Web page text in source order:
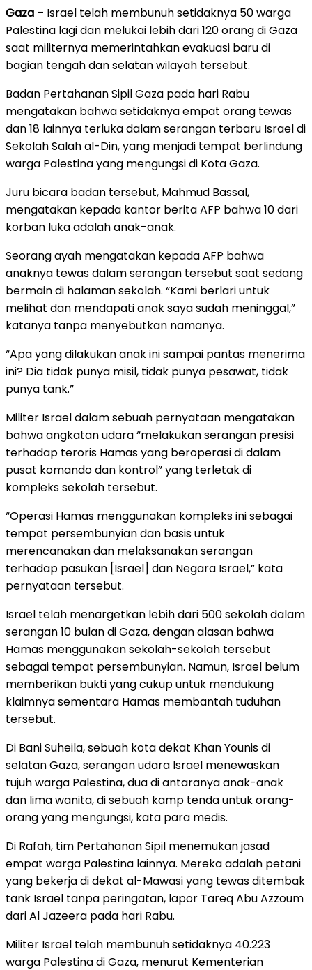
Gaza – Israel telah membunuh setidaknya 50 warga
Palestina lagi dan melukai lebih dari 120 orang di Gaza
saat militernya memerintahkan evakuasi baru di
bagian tengah dan selatan wilayah tersebut.
Badan Pertahanan Sipil Gaza pada hari Rabu
mengatakan bahwa setidaknya empat orang tewas
dan 18 lainnya terluka dalam serangan terbaru Israel di
Sekolah Salah al-Din, yang menjadi tempat berlindung
warga Palestina yang mengungsi di Kota Gaza.
Juru bicara badan tersebut, Mahmud Bassal,
mengatakan kepada kantor berita AFP bahwa 10 dari
korban luka adalah anak-anak.
Seorang ayah mengatakan kepada AFP bahwa
anaknya tewas dalam serangan tersebut saat sedang
bermain di halaman sekolah. “Kami berlari untuk
melihat dan mendapati anak saya sudah meninggal,”
katanya tanpa menyebutkan namanya.
“Apa yang dilakukan anak ini sampai pantas menerima
ini? Dia tidak punya misil, tidak punya pesawat, tidak
punya tank.”
Militer Israel dalam sebuah pernyataan mengatakan
bahwa angkatan udara “melakukan serangan presisi
terhadap teroris Hamas yang beroperasi di dalam
pusat komando dan kontrol” yang terletak di
kompleks sekolah tersebut.
“Operasi Hamas menggunakan kompleks ini sebagai
tempat persembunyian dan basis untuk
merencanakan dan melaksanakan serangan
terhadap pasukan [Israel] dan Negara Israel,” kata
pernyataan tersebut.
Israel telah menargetkan lebih dari 500 sekolah dalam
serangan 10 bulan di Gaza, dengan alasan bahwa
Hamas menggunakan sekolah-sekolah tersebut
sebagai tempat persembunyian. Namun, Israel belum
memberikan bukti yang cukup untuk mendukung
klaimnya sementara Hamas membantah tuduhan
tersebut.
Di Bani Suheila, sebuah kota dekat Khan Younis di
selatan Gaza, serangan udara Israel menewaskan
tujuh warga Palestina, dua di antaranya anak-anak
dan lima wanita, di sebuah kamp tenda untuk orang-
orang yang mengungsi, kata para medis.
Di Rafah, tim Pertahanan Sipil menemukan jasad
empat warga Palestina lainnya. Mereka adalah petani
yang bekerja di dekat al-Mawasi yang tewas ditembak
tank Israel tanpa peringatan, lapor Tareq Abu Azzoum
dari Al Jazeera pada hari Rabu.
Militer Israel telah membunuh setidaknya 40.223
warga Palestina di Gaza, menurut Kementerian